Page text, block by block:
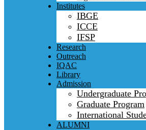
Institutes
IBGE
ICCE
IFSP
Research
Outreach
IQAC
Library
Admission
Undergraduate
Graduate Program
International
ALUMNI